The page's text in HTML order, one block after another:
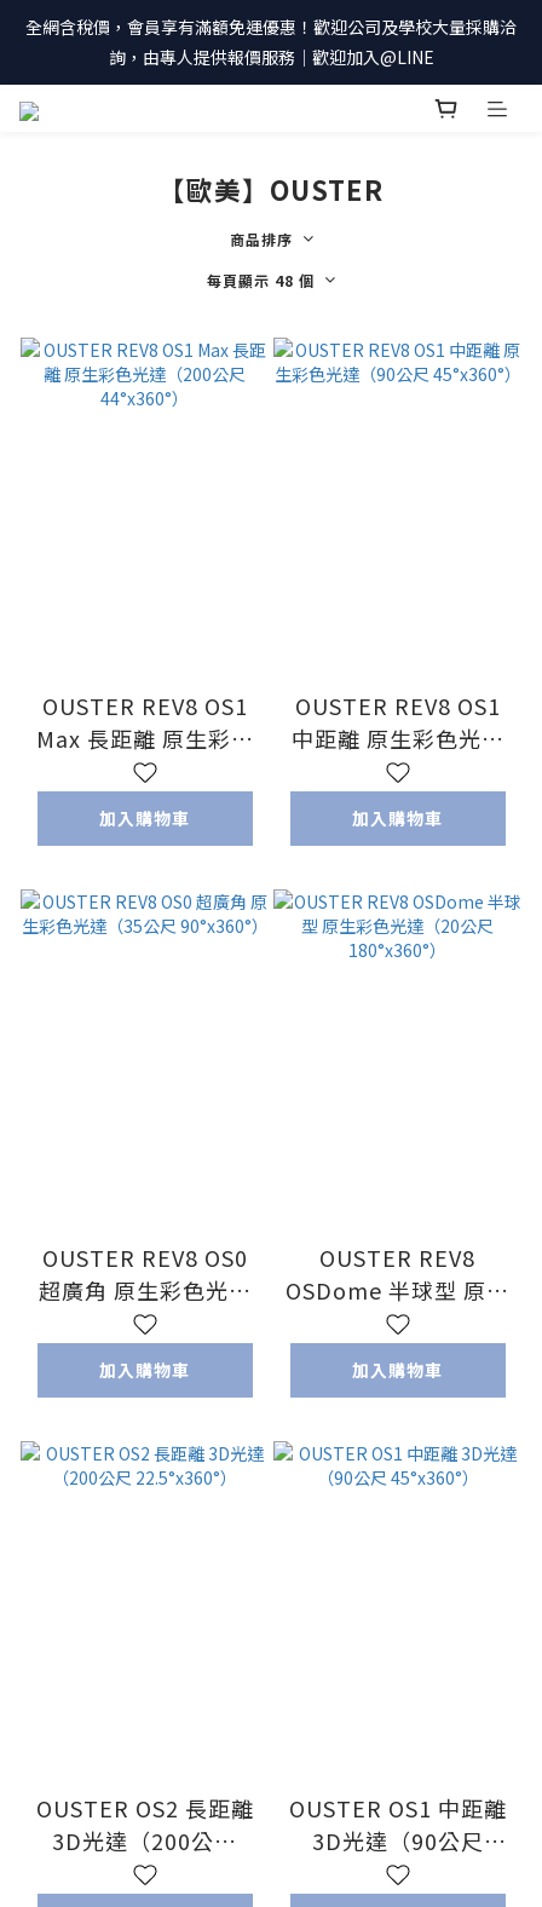
全網含稅價，會員享有滿額免運優惠！歡迎公司及學校大量採購洽
詢，由專人提供報價服務｜歡迎加入@LINE
【歐美】OUSTER
商品排序
每頁顯示 48 個
OUSTER REV8 OS1
Max 長距離 原生彩色
光達（200公尺
44°x360°）
加入購物車
OUSTER REV8 OS1
中距離 原生彩色光達
（90公尺 45°x360°）
加入購物車
OUSTER REV8 OS0
超廣角 原生彩色光達
（35公尺 90°x360°）
加入購物車
OUSTER REV8
OSDome 半球型 原生
彩色光達（20公尺
180°x360°）
加入購物車
OUSTER OS2 長距離
3D光達（200公尺
22.5°x360°）
OUSTER OS1 中距離
3D光達（90公尺
45°x360°）